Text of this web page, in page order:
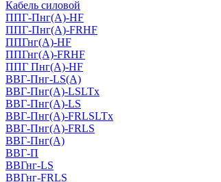
Кабель силовой
ППГ-Пнг(А)-HF
ППГ-Пнг(А)-FRHF
ППГнг(А)-HF
ППГнг(А)-FRHF
ППГ Пнг(А)-HF
ВВГ-Пнг-LS(А)
ВВГ-Пнг(А)-LSLTx
ВВГ-Пнг(А)-LS
ВВГ-Пнг(А)-FRLSLTx
ВВГ-Пнг(А)-FRLS
ВВГ-Пнг(А)
ВВГ-П
ВВГнг-LS
ВВГнг-FRLS